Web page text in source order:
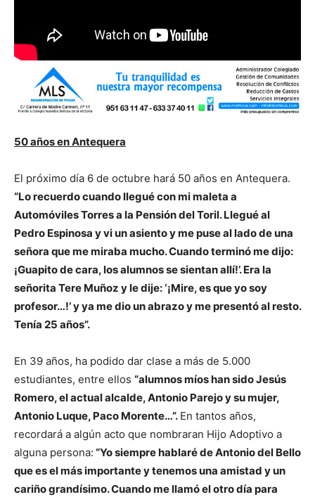
50 años en Antequera
El próximo día 6 de octubre hará 50 años en Antequera.
“Lo recuerdo cuando llegué con mi maleta a
Automóviles Torres a la Pensión del Toril. Llegué al
Pedro Espinosa y vi un asiento y me puse al lado de una
señora que me miraba mucho. Cuando terminó me dijo:
¡Guapito de cara, los alumnos se sientan allí!’. Era la
señorita Tere Muñoz y le dije: ‘¡Mire, es que yo soy
profesor…!’ y ya me dio un abrazo y me presentó al resto.
Tenía 25 años”.
En 39 años, ha podido dar clase a más de 5.000
estudiantes, entre ellos “alumnos míos han sido Jesús
Romero, el actual alcalde, Antonio Parejo y su mujer,
Antonio Luque, Paco Morente…”. En tantos años,
recordará a algún acto que nombraran Hijo Adoptivo a
alguna persona: “Yo siempre hablaré de Antonio del Bello
que es el más importante y tenemos una amistad y un
cariño grandísimo. Cuando me llamó el otro día para